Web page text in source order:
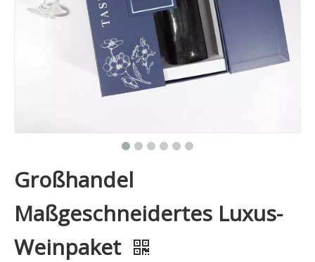
Großhandel
Maßgeschneidertes Luxus-
Weinpaket